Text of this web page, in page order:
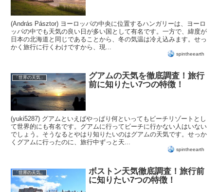
(András Pásztor) ヨーロッパの中央に位置するハンガリーは、ヨーロ
ッパの中でも天気の良い日が多い国として有名です。一方で、緯度が
日本の北海道と同じであることから、冬の気温は冷え込みます。せっ
かく旅行に行くわけですから、現...
spintheearth
「世界の天気」
グアムの天気を徹底調査！旅行
前に知りたい7つの特徴！
(yuki5287) グアムといえばやっぱり何といってもビーチリゾートとし
て世界的にも有名です。グアムに行ってビーチに行かない人はいない
でしょう。そうなるとやはり知りたいのはグアムの天気です。せっか
くグアムに行ったのに、旅行中ずっと天...
spintheearth
「世界の天気」
ボストン天気徹底調査！旅行前
に知りたい7つの特徴！